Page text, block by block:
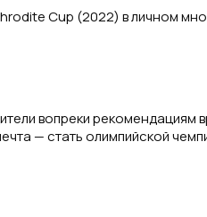
Cup (2022) в личном
вопреки рекомендациям
— стать олимпийской